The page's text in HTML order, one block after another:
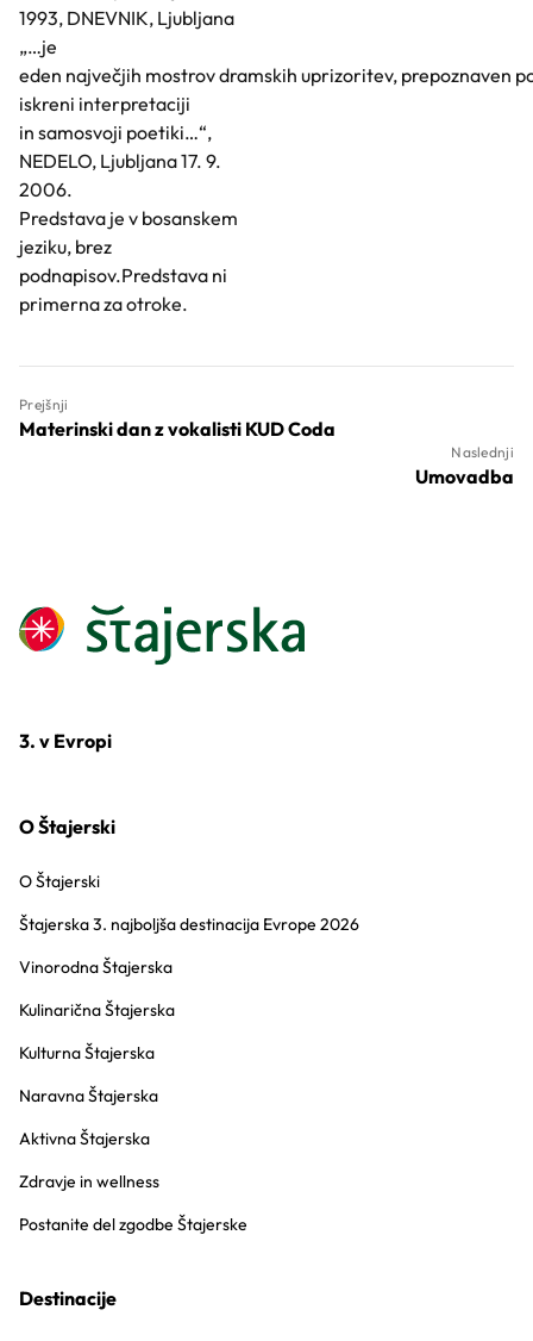
1993, DNEVNIK, Ljubljana
„…je
eden največjih mostrov dramskih uprizoritev, prepoznaven
iskreni interpretaciji
in samosvoji poetiki…“,
NEDELO, Ljubljana 17. 9.
2006.
Predstava je v bosanskem
jeziku, brez
podnapisov.Predstava ni
primerna za otroke.
Prejšnji
Materinski dan z vokalisti KUD Coda
Naslednji
Umovadba
3. v Evropi
O Štajerski
O Štajerski
Štajerska 3. najboljša destinacija Evrope 2026
Vinorodna Štajerska
Kulinarična Štajerska
Kulturna Štajerska
Naravna Štajerska
Aktivna Štajerska
Zdravje in wellness
Postanite del zgodbe Štajerske
Destinacije